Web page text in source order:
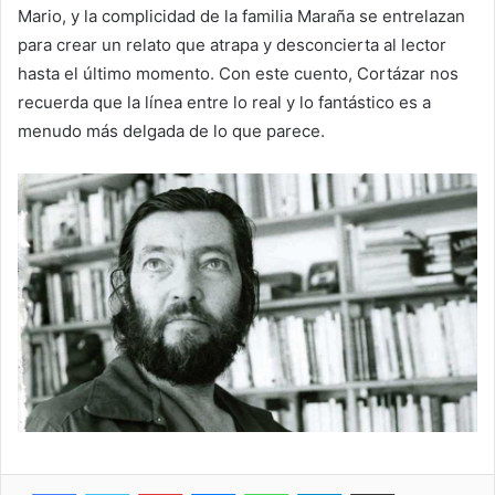
Mario, y la complicidad de la familia Maraña se entrelazan
para crear un relato que atrapa y desconcierta al lector
hasta el último momento. Con este cuento, Cortázar nos
recuerda que la línea entre lo real y lo fantástico es a
menudo más delgada de lo que parece.